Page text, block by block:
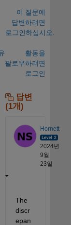
이 질문에
답변하려면
로그인하십시오.
활동을
팔로우하려면
로그인
답변
(1개)
Hornett
2024년
9월
23일
The
discr
epan